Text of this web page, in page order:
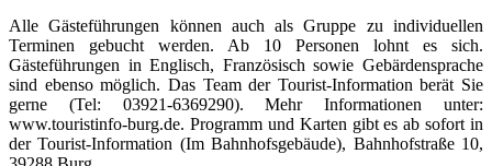
Alle Gästeführungen können auch als Gruppe zu individuellen
Terminen gebucht werden. Ab 10 Personen lohnt es sich.
Gästeführungen in Englisch, Französisch sowie Gebärdensprache
sind ebenso möglich. Das Team der Tourist-Information berät Sie
gerne (Tel: 03921-6369290). Mehr Informationen unter:
www.touristinfo-burg.de. Programm und Karten gibt es ab sofort in
der Tourist-Information (Im Bahnhofsgebäude), Bahnhofstraße 10,